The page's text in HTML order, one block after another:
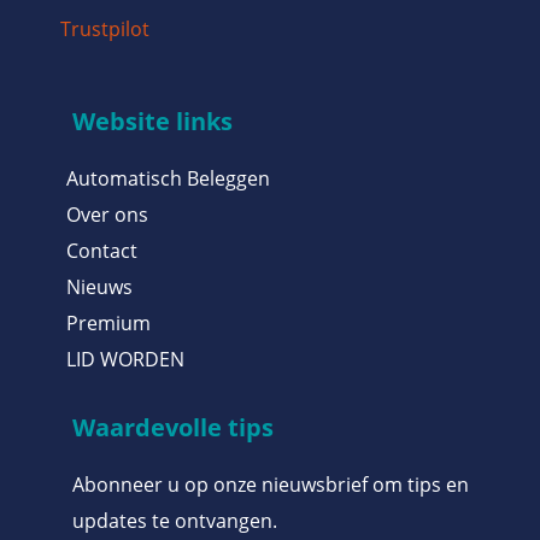
Trustpilot
Website links
Automatisch Beleggen
Over ons
Contact
Nieuws
Premium
LID WORDEN
Waardevolle tips
Abonneer u op onze nieuwsbrief om tips en
updates te ontvangen.